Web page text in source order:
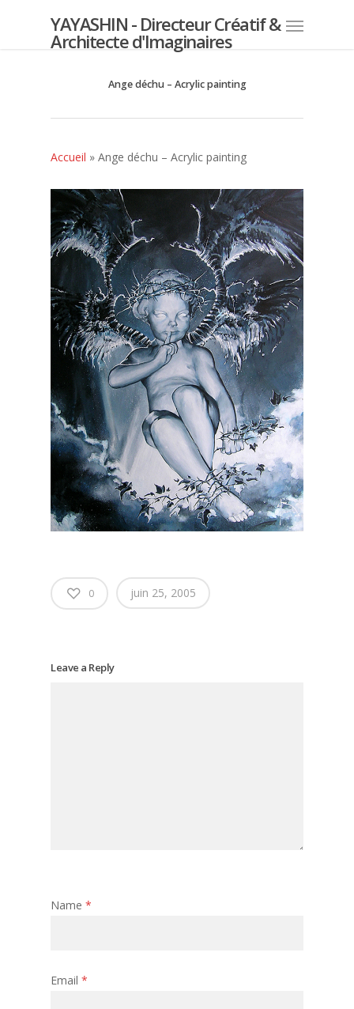
YAYASHIN - Directeur Créatif &
Architecte d'Imaginaires
Ange déchu – Acrylic painting
Accueil » Ange déchu – Acrylic painting
0 juin 25, 2005
Leave a Reply
Name *
Email *